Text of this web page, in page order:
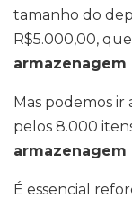
tamanho do
R$5.000,00,
Mas podemos ir
pelos 8.000
É essencial